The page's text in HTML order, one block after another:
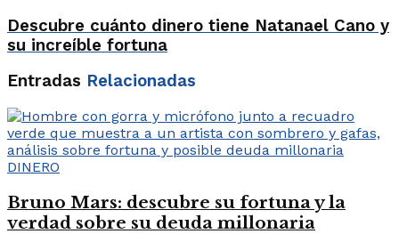
Descubre cuánto dinero tiene Natanael Cano y
su increíble fortuna
Entradas Relacionadas
DINERO
Bruno Mars: descubre su fortuna y la
verdad sobre su deuda millonaria